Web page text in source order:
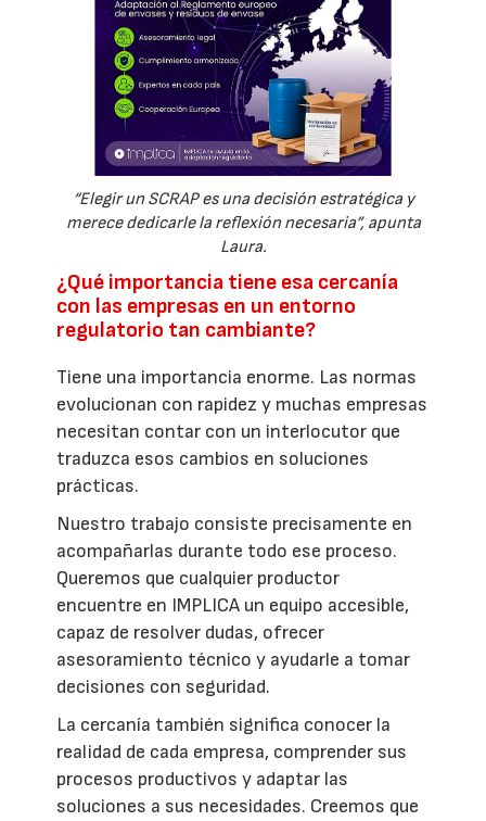
“Elegir un SCRAP es una decisión estratégica y
merece dedicarle la reflexión necesaria”, apunta
Laura.
¿Qué importancia tiene esa cercanía
con las empresas en un entorno
regulatorio tan cambiante?
Tiene una importancia enorme. Las normas
evolucionan con rapidez y muchas empresas
necesitan contar con un interlocutor que
traduzca esos cambios en soluciones
prácticas.
Nuestro trabajo consiste precisamente en
acompañarlas durante todo ese proceso.
Queremos que cualquier productor
encuentre en IMPLICA un equipo accesible,
capaz de resolver dudas, ofrecer
asesoramiento técnico y ayudarle a tomar
decisiones con seguridad.
La cercanía también significa conocer la
realidad de cada empresa, comprender sus
procesos productivos y adaptar las
soluciones a sus necesidades. Creemos que